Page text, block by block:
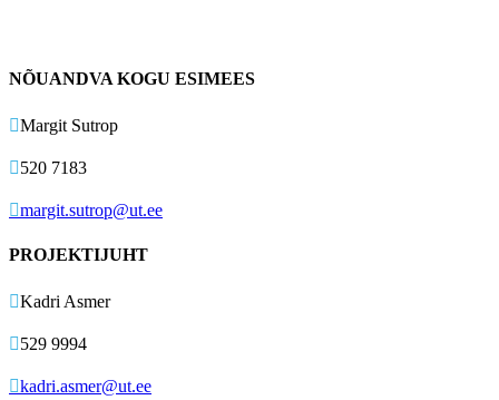
NÕUANDVA KOGU ESIMEES
Margit Sutrop
520 7183
margit.sutrop@ut.ee
PROJEKTIJUHT
Kadri Asmer
529 9994
kadri.asmer@ut.ee